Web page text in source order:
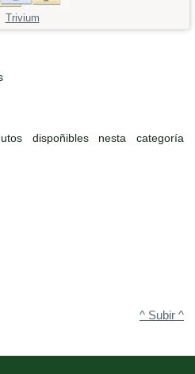
Trivium
dispoñibles nesta categoría
^ Subir ^